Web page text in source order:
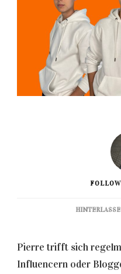
Pierre trifft sich
Influencern oder